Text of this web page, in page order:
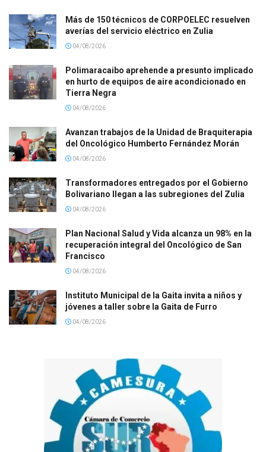
Más de 150 técnicos de CORPOELEC resuelven
averías del servicio eléctrico en Zulia
04/08/2026
Polimaracaibo aprehende a presunto implicado
en hurto de equipos de aire acondicionado en
Tierra Negra
04/08/2026
Avanzan trabajos de la Unidad de Braquiterapia
del Oncológico Humberto Fernández Morán
04/08/2026
Transformadores entregados por el Gobierno
Bolivariano llegan a las subregiones del Zulia
04/08/2026
Plan Nacional Salud y Vida alcanza un 98% en la
recuperación integral del Oncológico de San
Francisco
04/08/2026
Instituto Municipal de la Gaita invita a niños y
jóvenes a taller sobre la Gaita de Furro
04/08/2026